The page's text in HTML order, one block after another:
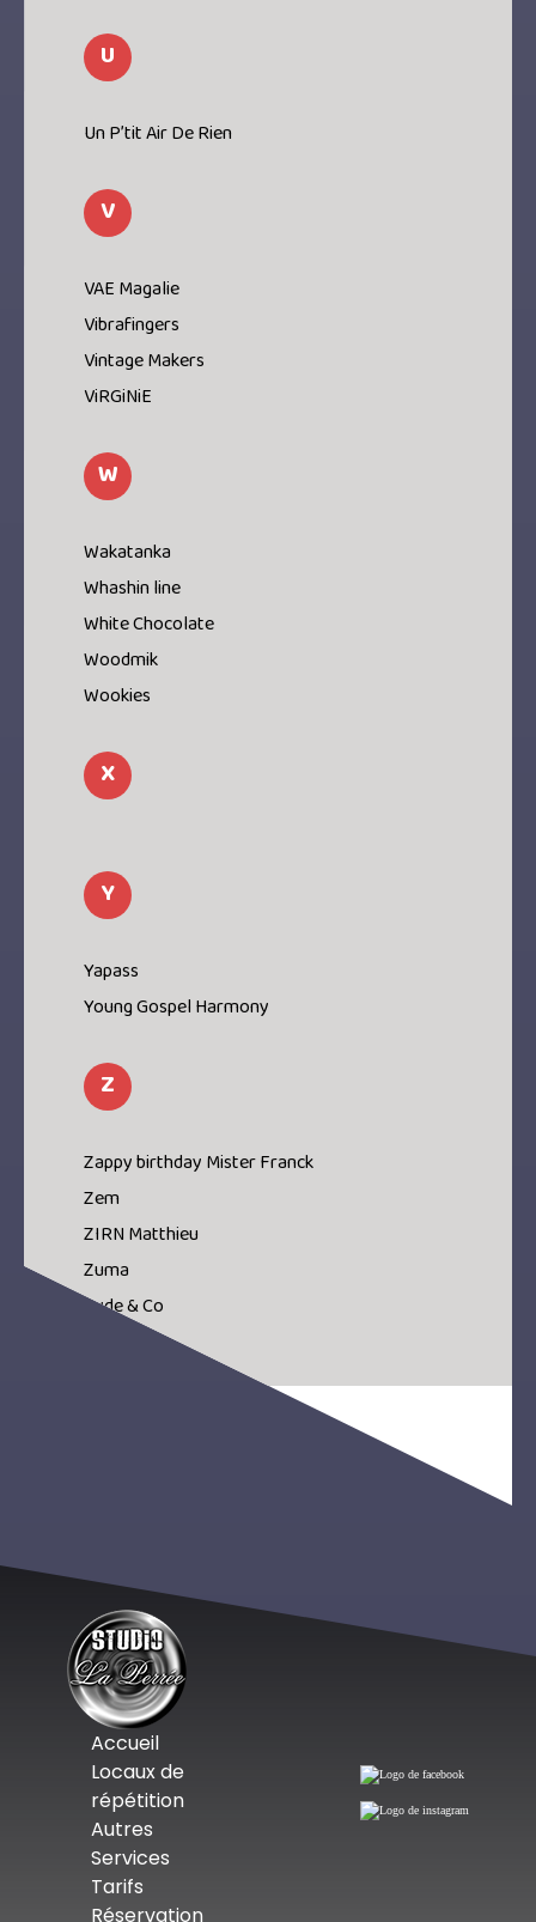
U
Un P’tit Air De Rien
V
VAE Magalie
Vibrafingers
Vintage Makers
ViRGiNiE
W
Wakatanka
Whashin line
White Chocolate
Woodmik
Wookies
X
Y
Yapass
Young Gospel Harmony
Z
Zappy birthday Mister Franck
Zem
ZIRN Matthieu
Zuma
Zyde & Co
Accueil
Locaux de
répétition
Autres
Services
Tarifs
Réservation